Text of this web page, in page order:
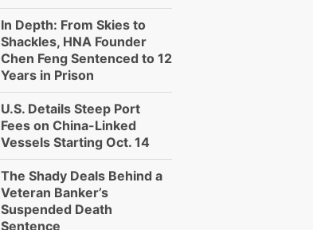
In Depth: From Skies to
Shackles, HNA Founder
Chen Feng Sentenced to 12
Years in Prison
U.S. Details Steep Port
Fees on China-Linked
Vessels Starting Oct. 14
The Shady Deals Behind a
Veteran Banker’s
Suspended Death
Sentence